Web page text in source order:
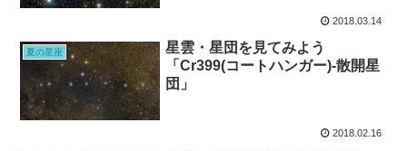
2018.03.14
夏の星座
星雲・星団を見てみよう
「Cr399(コートハンガー)-散開星
団」
2018.02.16